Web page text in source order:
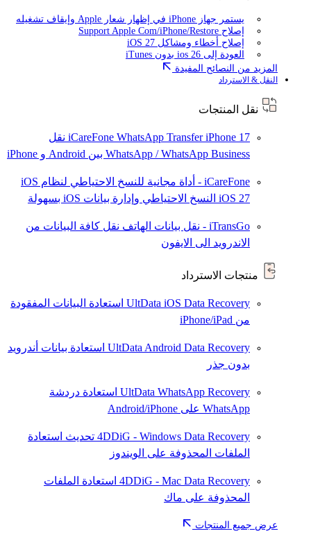
يستمر جهاز iPhone في إظهار شعار Apple وإيقاف تشغيله
إصلاح Support Apple Com/iPhone/Restore
إصلاح أخطاء ومشاكل iOS 27
العودة إلى ios 26 بدون iTunes
المزيد من النصائح المفيدة
النقل & الاسترداد
نقل المنتجات
iCareFone WhatsApp TransferiPhone 17
نقل
WhatsApp / WhatsApp Business بين Android و iPhone
iCareFone - أداة مجانية للنسخ الاحتياطي لنظام iOS
iOS 27 النسخ الاحتياطي وإدارة بيانات iOS بسهولة
iTransGo - نقل بيانات الهاتف
نقل كافة البيانات من
الاندرويد الى الايفون
منتجات الاسترداد
UltData iOS Data Recovery استعادة البيانات المفقودة
من iPhone/iPad
UltData Android Data Recovery استعادة بيانات أندرويد
بدون جذر
UltData WhatsApp Recovery استعادة دردشة
WhatsApp على Android/iPhone
4DDiG - Windows Data Recovery تحديث استعادة
الملفات المحذوفة على الويندوز
4DDiG - Mac Data Recovery استعادة الملفات
المحذوفة على ماك
عرض جميع المنتجات